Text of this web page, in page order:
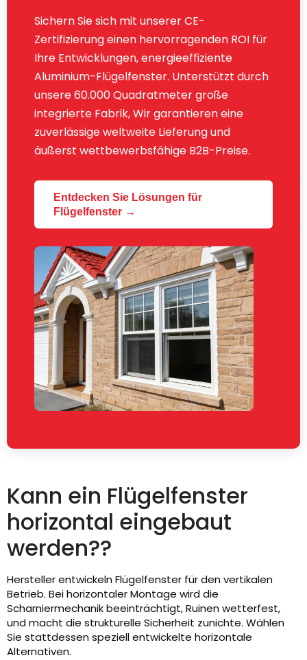
Sichern Sie sich mit unserer CE-
Zertifizierung einen hervorragenden ROI für
Ihre Entwicklungen, energieeffiziente
Aluminium-Flügelfenster. Unterstützt durch
unsere 60.000 Quadratmeter große
integrierte Fabrik, Wir garantieren eine
zuverlässige weltweite Lieferung und
äußerst wettbewerbsfähige B2B-Preise.
Entdecken Sie Lösungen für
Flügelfenster →
Kann ein Flügelfenster
horizontal eingebaut
werden??
Hersteller entwickeln Flügelfenster für den vertikalen
Betrieb. Bei horizontaler Montage wird die
Scharniermechanik beeinträchtigt, Ruinen wetterfest,
und macht die strukturelle Sicherheit zunichte. Wählen
Sie stattdessen speziell entwickelte horizontale
Alternativen.